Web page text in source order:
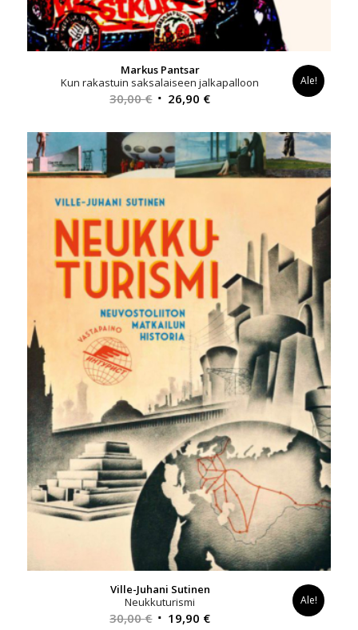
Markus Pantsar
Kun rakastuin saksalaiseen jalkapalloon
30,00€ Alkuperäinen
oli:
30,00 €.
26,90 €Nykyinen
on:
26,90 €.
Ale!
Ville-Juhani Sutinen
Neukkuturismi
30,00€ Alkuperäinen
19,90 €Nykyinen
Ale!